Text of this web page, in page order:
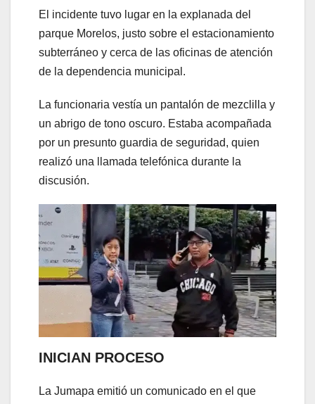
El incidente tuvo lugar en la explanada del
parque Morelos, justo sobre el estacionamiento
subterráneo y cerca de las oficinas de atención
de la dependencia municipal.
La funcionaria vestía un pantalón de mezclilla y
un abrigo de tono oscuro. Estaba acompañada
por un presunto guardia de seguridad, quien
realizó una llamada telefónica durante la
discusión.
INICIAN PROCESO
La Jumapa emitió un comunicado en el que